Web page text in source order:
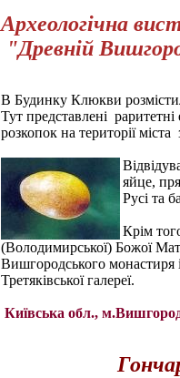
Археологічна
"Древній
В Будинку Клюкви
Тут представлені
розкопок на території
яйце,
Русі та
Крім
(Володимирської) Божої
Вишгородського монастиря
Третяківської галереї.
Київська обл.,